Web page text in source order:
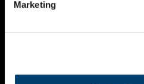
Marketing
NIEUWS
KALENDER
ACTIVITEITEN